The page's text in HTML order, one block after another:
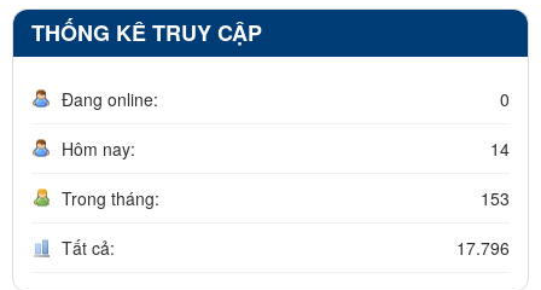
THỐNG KÊ TRUY CẬP
Đang online: 0
Hôm nay: 14
Trong tháng: 153
Tất cả: 17.796